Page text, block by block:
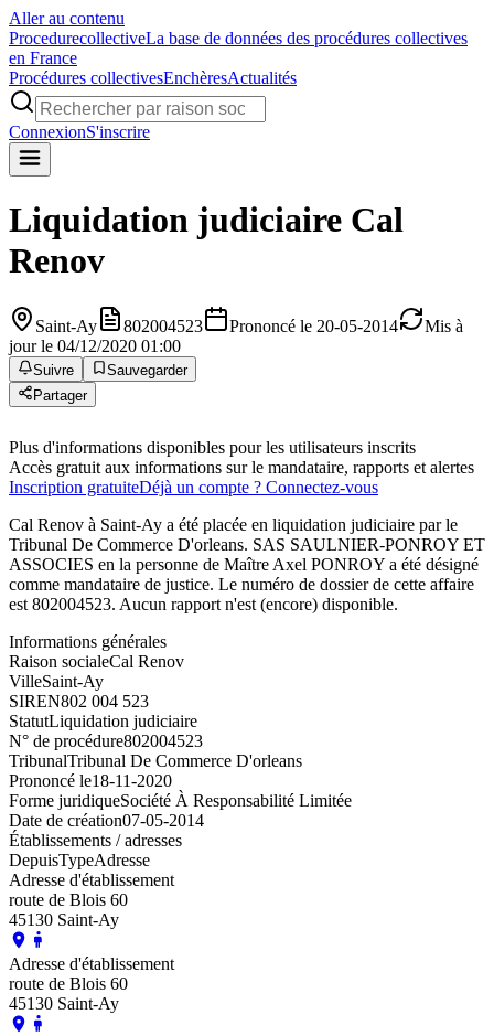
Aller au contenu
ProcedurecollectiveLa base de données des procédures collectives
en France
Procédures collectivesEnchèresActualités
ConnexionS'inscrire
Liquidation judiciaire Cal
Renov
Saint-Ay 802004523 Prononcé le 20-05-2014
Mis à
jour le 04/12/2020 01:00
Suivre
Sauvegarder
Partager
Plus d'informations disponibles pour les utilisateurs inscrits
Accès gratuit aux informations sur le mandataire, rapports et alertes
Inscription gratuiteDéjà un compte ? Connectez-vous
Cal Renov à Saint-Ay a été placée en liquidation judiciaire par le
Tribunal De Commerce D'orleans. SAS SAULNIER-PONROY ET
ASSOCIES en la personne de Maître Axel PONROY a été désigné
comme mandataire de justice. Le numéro de dossier de cette affaire
est 802004523. Aucun rapport n'est (encore) disponible.
Informations générales
Raison socialeCal Renov
VilleSaint-Ay
SIREN802 004 523
StatutLiquidation judiciaire
N° de procédure802004523
TribunalTribunal De Commerce D'orleans
Prononcé le18-11-2020
Forme juridiqueSociété À Responsabilité Limitée
Date de création07-05-2014
Établissements / adresses
DepuisTypeAdresse
Adresse d'établissement
route de Blois 60
45130 Saint-Ay
Adresse d'établissement
route de Blois 60
45130 Saint-Ay